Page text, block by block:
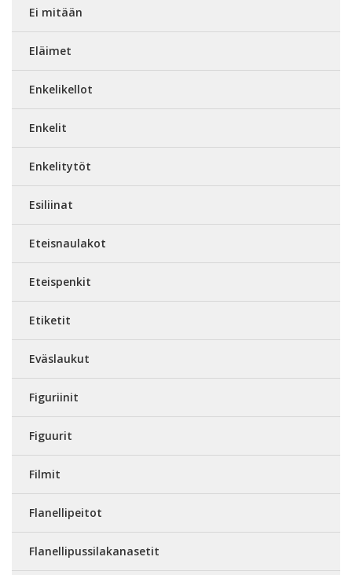
Ei mitään
Eläimet
Enkelikellot
Enkelit
Enkelitytöt
Esiliinat
Eteisnaulakot
Eteispenkit
Etiketit
Eväslaukut
Figuriinit
Figuurit
Filmit
Flanellipeitot
Flanellipussilakanasetit